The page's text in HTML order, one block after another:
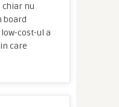
chiar nu
board
cost-ul a
care